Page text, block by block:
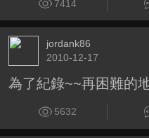
7414
jordank86
2010-12-17
為了紀錄~~再困難的
5632